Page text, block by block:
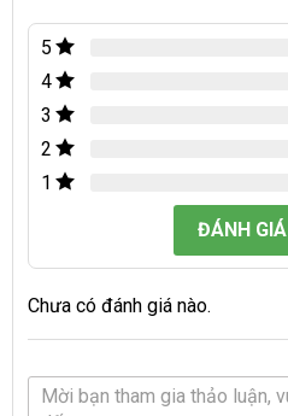
5
4
3
2
1
ĐÁNH
Chưa có đánh giá nào.